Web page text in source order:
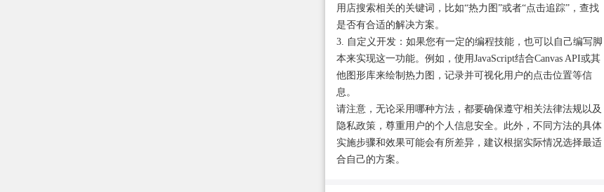
用店搜索相关的关键词，比如“热力图”或者“点击追踪”，查找
是否有合适的解决方案。
3. 自定义开发：如果您有一定的编程技能，也可以自己编写脚
本来实现这一功能。例如，使用JavaScript结合Canvas API或其
他图形库来绘制热力图，记录并可视化用户的点击位置等信
息。
请注意，无论采用哪种方法，都要确保遵守相关法律法规以及
隐私政策，尊重用户的个人信息安全。此外，不同方法的具体
实施步骤和效果可能会有所差异，建议根据实际情况选择最适
合自己的方案。